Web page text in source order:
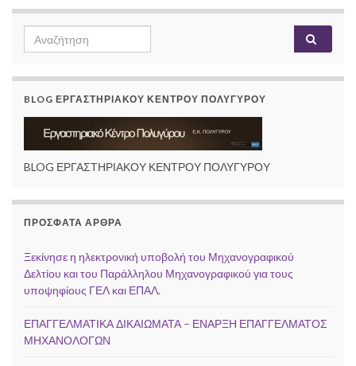
Search
for:
BLOG ΕΡΓΑΣΤΗΡΙΑΚΟΥ ΚΕΝΤΡΟΥ ΠΟΛΥΓΥΡΟΥ
BLOG ΕΡΓΑΣΤΗΡΙΑΚΟΥ ΚΕΝΤΡΟΥ ΠΟΛΥΓΥΡΟΥ
ΠΡΌΣΦΑΤΑ ΆΡΘΡΑ
Ξεκίνησε η ηλεκτρονική υποβολή του Μηχανογραφικού
Δελτίου και του Παράλληλου Μηχανογραφικού για τους
υποψηφίους ΓΕΛ και ΕΠΑΛ.
ΕΠΑΓΓΕΛΜΑΤΙΚΑ ΔΙΚΑΙΩΜΑΤΑ – ΕΝΑΡΞΗ ΕΠΑΓΓΕΛΜΑΤΟΣ
ΜΗΧΑΝΟΛΟΓΩΝ